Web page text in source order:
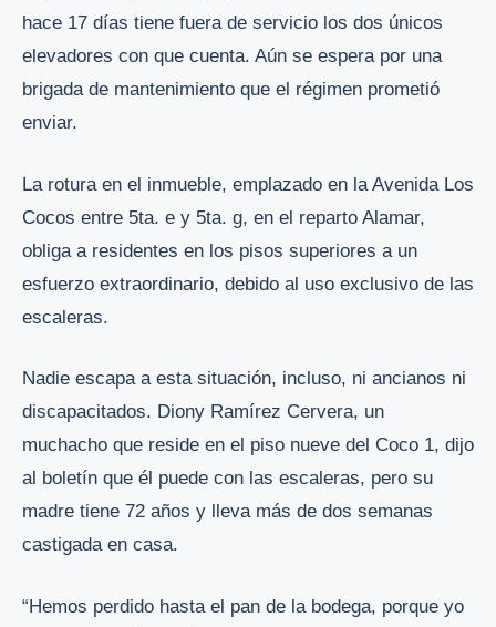
hace 17 días tiene fuera de servicio los dos únicos
elevadores con que cuenta. Aún se espera por una
brigada de mantenimiento que el régimen prometió
enviar.
La rotura en el inmueble, emplazado en la Avenida Los
Cocos entre 5ta. e y 5ta. g, en el reparto Alamar,
obliga a residentes en los pisos superiores a un
esfuerzo extraordinario, debido al uso exclusivo de las
escaleras.
Nadie escapa a esta situación, incluso, ni ancianos ni
discapacitados. Diony Ramírez Cervera, un
muchacho que reside en el piso nueve del Coco 1, dijo
al boletín que él puede con las escaleras, pero su
madre tiene 72 años y lleva más de dos semanas
castigada en casa.
“Hemos perdido hasta el pan de la bodega, porque yo